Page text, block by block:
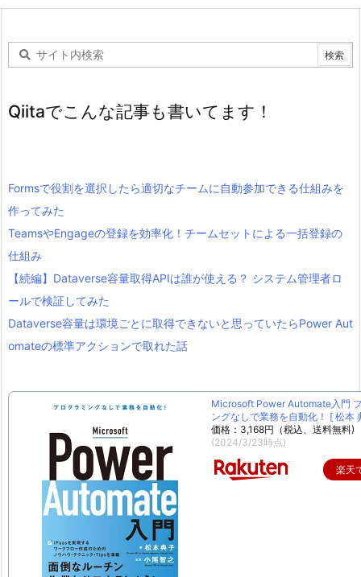
Qiitaでこんな記事も書いてます！
Formsで役割を選択したら適切なチームに自動参加できる仕組みを
作ってみた
TeamsやEngageの登録を効率化！チームセットによる一括登録の
仕組み
【続編】Dataverse容量取得APIは誰が使える？ システム管理者ロ
ールで検証してみた
Dataverse容量は環境ごとに取得できないと思っていたらPower Aut
omateの標準アクションで取れた話
Microsoft Power Automate入門
ングなしで業務を自動化！ [ 松本
価格：3,168円（税込、送料無料)
(2024/3/23時点)
楽天